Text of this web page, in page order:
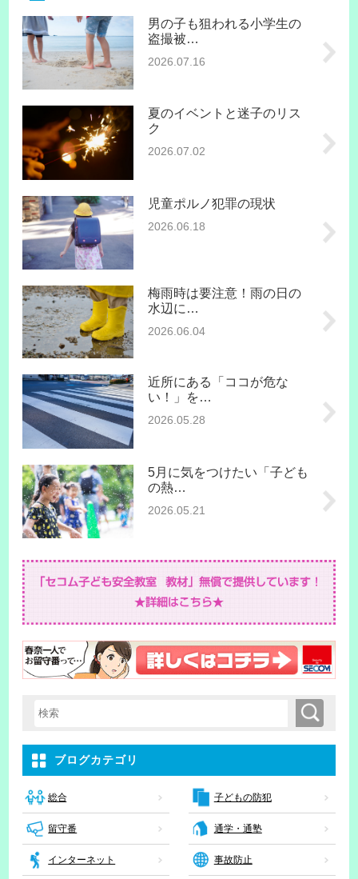
男の子も狙われる小学生の
盗撮被…
2026.07.16
夏のイベントと迷子のリス
ク
2026.07.02
児童ポルノ犯罪の現状
2026.06.18
梅雨時は要注意！雨の日の
水辺に…
2026.06.04
近所にある「ココが危な
い！」を…
2026.05.28
5月に気をつけたい「子ども
の熱…
2026.05.21
検索キーワード入力 検索
ブログカテゴリ
総合 子どもの防犯
留守番 通学・通塾
インターネット 事故防止